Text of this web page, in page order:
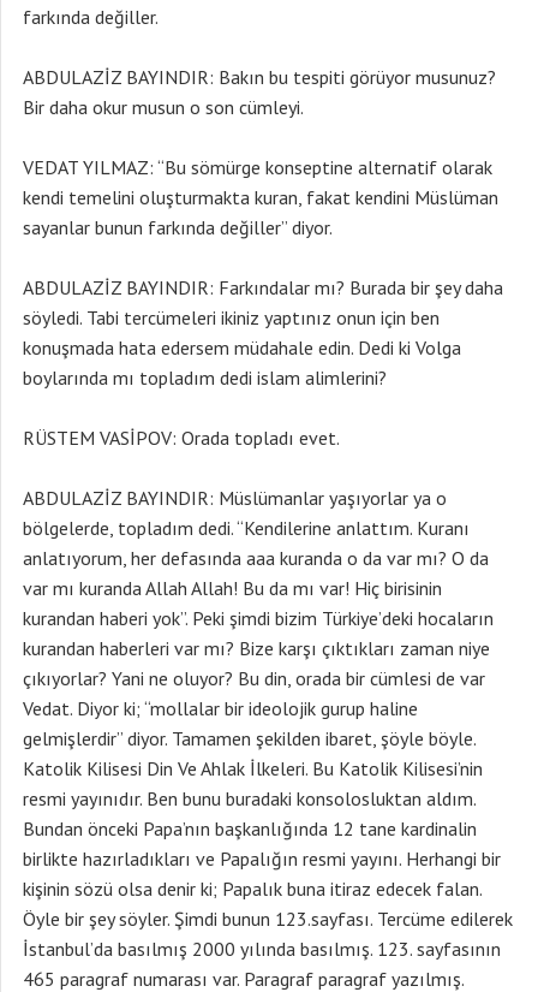
farkında değiller.
ABDULAZİZ BAYINDIR: Bakın bu tespiti görüyor musunuz?
Bir daha okur musun o son cümleyi.
VEDAT YILMAZ: “Bu sömürge konseptine alternatif olarak
kendi temelini oluşturmakta kuran, fakat kendini Müslüman
sayanlar bunun farkında değiller” diyor.
ABDULAZİZ BAYINDIR: Farkındalar mı? Burada bir şey daha
söyledi. Tabi tercümeleri ikiniz yaptınız onun için ben
konuşmada hata edersem müdahale edin. Dedi ki Volga
boylarında mı topladım dedi islam alimlerini?
RÜSTEM VASİPOV: Orada topladı evet.
ABDULAZİZ BAYINDIR: Müslümanlar yaşıyorlar ya o
bölgelerde, topladım dedi. “Kendilerine anlattım. Kuranı
anlatıyorum, her defasında aaa kuranda o da var mı? O da
var mı kuranda Allah Allah! Bu da mı var! Hiç birisinin
kurandan haberi yok”. Peki şimdi bizim Türkiye’deki hocaların
kurandan haberleri var mı? Bize karşı çıktıkları zaman niye
çıkıyorlar? Yani ne oluyor? Bu din, orada bir cümlesi de var
Vedat. Diyor ki; “mollalar bir ideolojik gurup haline
gelmişlerdir” diyor. Tamamen şekilden ibaret, şöyle böyle.
Katolik Kilisesi Din Ve Ahlak İlkeleri. Bu Katolik Kilisesi’nin
resmi yayınıdır. Ben bunu buradaki konsolosluktan aldım.
Bundan önceki Papa’nın başkanlığında 12 tane kardinalin
birlikte hazırladıkları ve Papalığın resmi yayını. Herhangi bir
kişinin sözü olsa denir ki; Papalık buna itiraz edecek falan.
Öyle bir şey söyler. Şimdi bunun 123.sayfası. Tercüme edilerek
İstanbul’da basılmış 2000 yılında basılmış. 123. sayfasının
465 paragraf numarası var. Paragraf paragraf yazılmış.